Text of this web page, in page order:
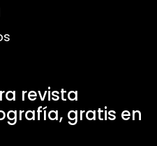
revista
gratis en